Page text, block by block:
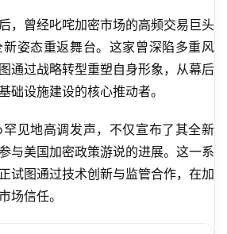
，曾经叱咤加密市场的高频交易巨头
姿态重返舞台。这家曾深陷多重风
通过战略转型重塑自身形象，从幕后
础设施建设的核心推动者。
见地高调发声，不仅宣布了其全新
与美国加密政策游说的进展。这一系
试图通过技术创新与监管合作，在加
场信任。